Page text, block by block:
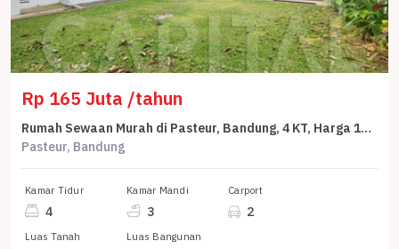
Rp 165 Juta /tahun
Rumah Sewaan Murah di Pasteur, Bandung, 4 KT, Harga 165 Juta /tahun
Pasteur, Bandung
Kamar Tidur
4
Kamar Mandi
3
Carport
2
Luas Tanah Luas Bangunan